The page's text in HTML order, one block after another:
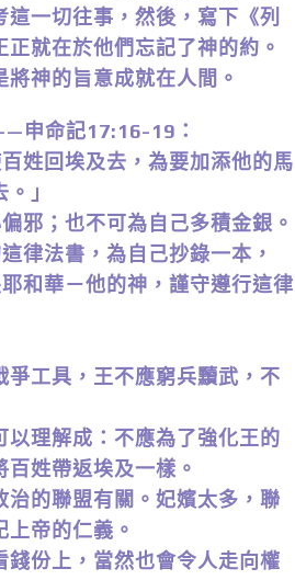
一切往事，然後，寫下《列
就在於他們忘記了神的約。
神的旨意成就在人間。
申命記17:16-19：
姓回埃及去，為要加添他的馬
」
邪；也不可為自己多積金銀。
律法書，為自己抄錄一本，
和華－他的神，謹守遵行這律
爭工具，王不應窮兵黷武，不
以理解成：不應為了強化王的
姓帶返埃及一樣。
治的聯盟有關。妃嬪太多，聯
帝的仁義。
錢份上，當然也會令人走向權